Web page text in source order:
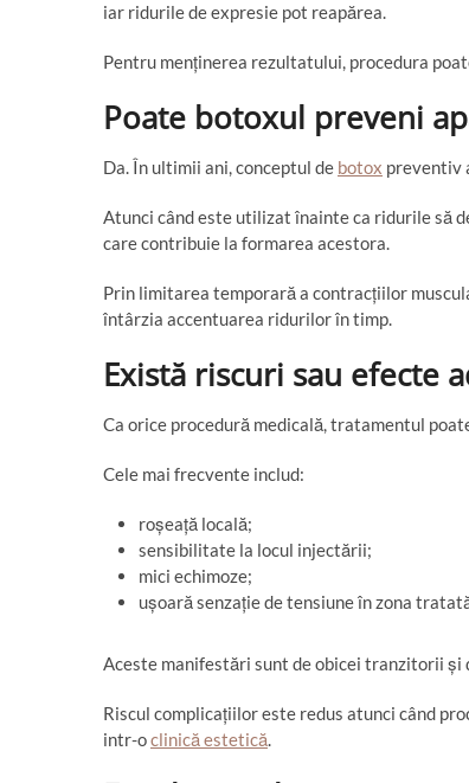
iar ridurile de expresie pot reapărea.
Pentru menținerea rezultatului, procedura
Poate botoxul preveni
Da. În ultimii ani, conceptul de botox preventiv
Atunci când este utilizat înainte ca ridurile să
care contribuie la formarea acestora.
Prin limitarea temporară a contracțiilor
întârzia accentuarea ridurilor în timp.
Există riscuri sau efecte
Ca orice procedură medicală, tratamentul
Cele mai frecvente includ:
roșeață locală;
sensibilitate la locul injectării;
mici echimoze;
ușoară senzație de tensiune în zona
Aceste manifestări sunt de obicei tranzitorii și
Riscul complicațiilor este redus atunci când
intr-oclinică estetică.